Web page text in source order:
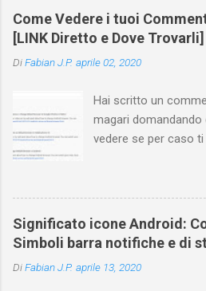
Come Vedere i tuoi
[LINK Diretto e Dove Trovarli]
DiFabian J.P. aprile 02, 2020
Hai scritto un
magari
vedere se per caso
nessuna voce del
YouTube " o cose
farlo sia se accedi
oppure tramite
trovare i propri
Significato icone Android:
Simboli barra notifiche e di
DiFabian J.P. aprile 13, 2020